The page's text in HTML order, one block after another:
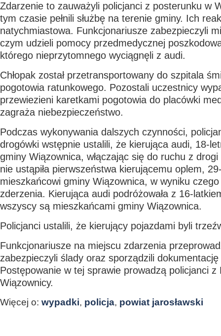
Zdarzenie to zauważyli policjanci z posterunku w
tym czasie pełnili służbę na terenie gminy. Ich
natychmiastowa. Funkcjonariusze zabezpieczyli
czym udzieli pomocy przedmedycznej
którego nieprzytomnego wyciągnęli z audi.
Chłopak został przetransportowany do szpitala
pogotowia ratunkowego. Pozostali uczestnicy
przewiezieni karetkami pogotowia do placówki
zagraża niebezpieczeństwo.
Podczas wykonywania dalszych czynności,
drogówki wstępnie ustalili, że kierująca audi, 18-
gminy Wiązownica, włączając się do ruchu z
nie ustąpiła pierwszeństwa kierującemu oplem,
mieszkańcowi gminy Wiązownica, w wyniku czego
zderzenia. Kierująca audi podróżowała z 16-
wszyscy są mieszkańcami gminy Wiązownica.
Policjanci ustalili, że kierujący pojazdami byli
Funkcjonariusze na miejscu zdarzenia
zabezpieczyli ślady oraz sporządzili
Postępowanie w tej sprawie prowadzą policjanci z
Wiązownicy.
Więcej o: wypadki, policja, powiat jarosławski